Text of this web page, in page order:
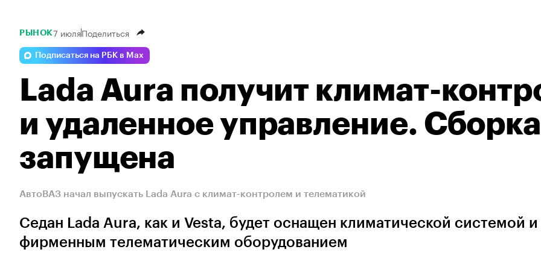
РЫНОК7 июляПоделиться
Подписаться на РБК в Max
Lada Aura получит климат-
и удаленное управление. Сборка
запущена
АвтоВАЗ начал выпускать Lada Aura с климат-контролем и телематикой
Седан Lada Aura, как и Vesta, будет оснащен климатической системой и
фирменным телематическим оборудованием